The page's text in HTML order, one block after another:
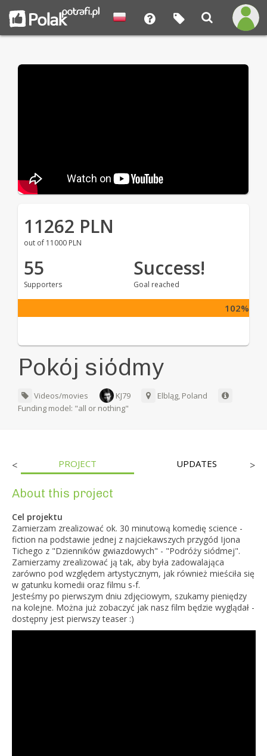
11262 PLN
out of 11000 PLN
55
Supporters
Success!
Goal reached
102%
Pokój siódmy
Videos/movies KJ79
Elbląg, Poland
Funding model: "all or nothing"
< PROJECT UPDATES >
About this project
Cel projektu
Zamierzam zrealizować ok. 30 minutową komedię science -
fiction na podstawie jednej z najciekawszych przygód Ijona
Tichego z "Dzienników gwiazdowych" - "Podróży siódmej".
Zamierzamy zrealizować ją tak, aby była zadowalająca
zarówno pod względem artystycznym, jak również mieściła się
w gatunku komedii oraz filmu s-f.
Jesteśmy po pierwszym dniu zdjęciowym, szukamy pieniędzy
na kolejne. Można już zobaczyć jak nasz film będzie wyglądał -
dostępny jest pierwszy teaser :)